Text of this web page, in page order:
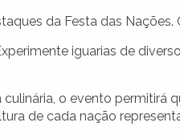
da Festa das
iguarias de
culinária, o evento permitirá
de cada nação